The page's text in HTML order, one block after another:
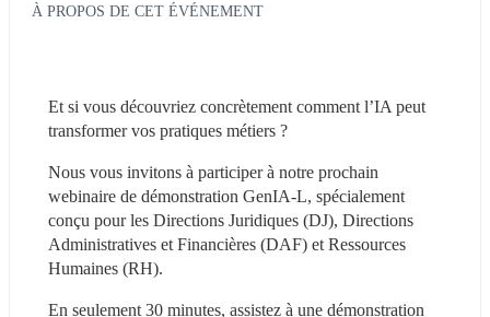
À PROPOS DE CET ÉVÉNEMENT
Et si vous découvriez concrètement comment l’IA peut
transformer vos pratiques métiers ?
Nous vous invitons à participer à notre prochain
webinaire de démonstration GenIA-L, spécialement
conçu pour les Directions Juridiques (DJ), Directions
Administratives et Financières (DAF) et Ressources
Humaines (RH).
En seulement 30 minutes, assistez à une démonstration